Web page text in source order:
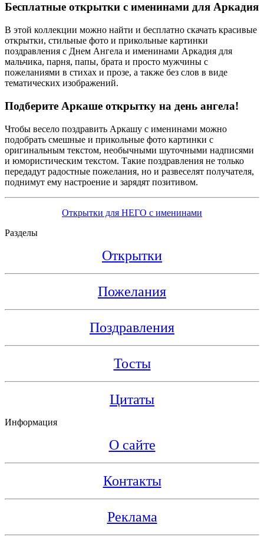
Бесплатные открытки с именинами для Аркадия
В этой коллекции можно найти и бесплатно скачать красивые
открытки, стильные фото и прикольные картинки
поздравления с Днем Ангела и именинами Аркадия для
мальчика, парня, папы, брата и просто мужчины с
пожеланиями в стихах и прозе, а также без слов в виде
тематических изображений.
Подберите Аркаше открытку на день ангела!
Чтобы весело поздравить Аркашу с именинами можно
подобрать смешные и прикольные фото картинки с
оригинальным текстом, необычными шуточными надписями
и юмористическим текстом. Такие поздравления не только
передадут радостные пожелания, но и развеселят получателя,
поднимут ему настроение и зарядят позитивом.
Открытки для НЕГО с именинами
Разделы
Открытки
Пожелания
Поздравления
Тосты
Цитаты
Информация
О сайте
Контакты
Реклама